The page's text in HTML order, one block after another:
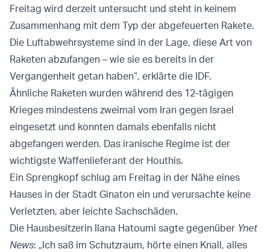
Freitag wird derzeit untersucht und steht in keinem
Zusammenhang mit dem Typ der abgefeuerten Rakete.
Die Luftabwehrsysteme sind in der Lage, diese Art von
Raketen abzufangen – wie sie es bereits in der
Vergangenheit getan haben“, erklärte die IDF.
Ähnliche Raketen wurden während des 12-tägigen
Krieges mindestens zweimal vom Iran gegen Israel
eingesetzt und konnten damals ebenfalls nicht
abgefangen werden. Das iranische Regime ist der
wichtigste Waffenlieferant der Houthis.
Ein Sprengkopf schlug am Freitag in der Nähe eines
Hauses in der Stadt Ginaton ein und verursachte keine
Verletzten, aber leichte Sachschäden.
Die Hausbesitzerin Ilana Hatoumi sagte gegenüber Ynet
News: „Ich saß im Schutzraum, hörte einen Knall, alles